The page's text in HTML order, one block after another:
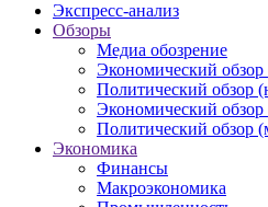
Экспресс-анализ
Обзоры
Медиа обозрение
Экономический обзор
Политический обзор
Экономический обзор
Политический обзор
Экономика
Финансы
Макроэкономика